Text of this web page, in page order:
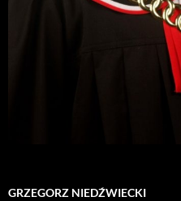
GRZEGORZ NIEDŹWIECKI